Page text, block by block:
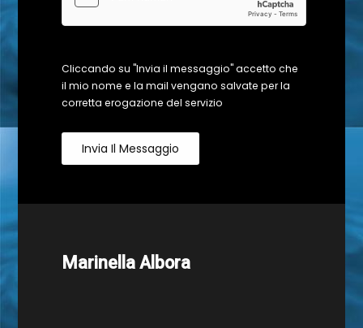
Cliccando su "Invia il messaggio" accetto che
il mio nome e la mail vengano salvate per la
corretta erogazione del servizio
Invia Il Messaggio
Marinella Albora